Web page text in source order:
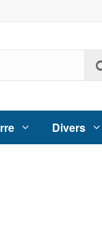
Divers